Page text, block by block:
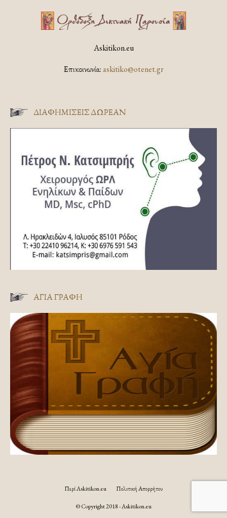
Askitikon.eu
Επικοινωνία:askitiko@otenet.gr
ΔΙΑΦΗΜΊΣΕΙΣ ΔΩΡΕΆΝ
ΑΓΊΑ ΓΡΑΦΉ
Περί Askitikon.eu Πολιτική Απορρήτου
© Copyright 2018 - Askitikon.eu